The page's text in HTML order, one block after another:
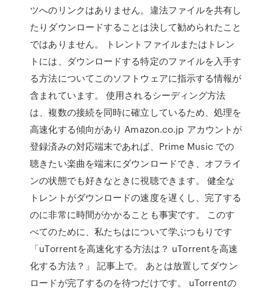
ツへのリンクはありません。違法ファイルを共有し
たりダウンロードすることは決して勧められたこと
ではありません。 トレントファイルまたはトレン
トには、ダウンロードする特定のファイルを入手す
る方法についてこのソフトウェアに指示する情報が
含まれています。 使用されるシーディング方法
は、複数の接続を同時に確立しているため、処理を
高速化する傾向があり Amazon.co.jp アカウントが
登録済みの対応端末であれば、Prime Music での
聴きたい楽曲を端末にダウンロードでき、オフライ
ンの状態でも好きなときに視聴できます。 健全な
トレントがダウンロードの速度を遅くし、完了する
のに非常に時間がかかることも事実です。 このす
べてのために、私たちはについて学ぶつもりです
「uTorrentを高速化する方法は？ uTorrentを高速
化する方法？」 記事上で。 あとは放置してダウン
ロードが完了するのを待つだけです。 uTorrentの